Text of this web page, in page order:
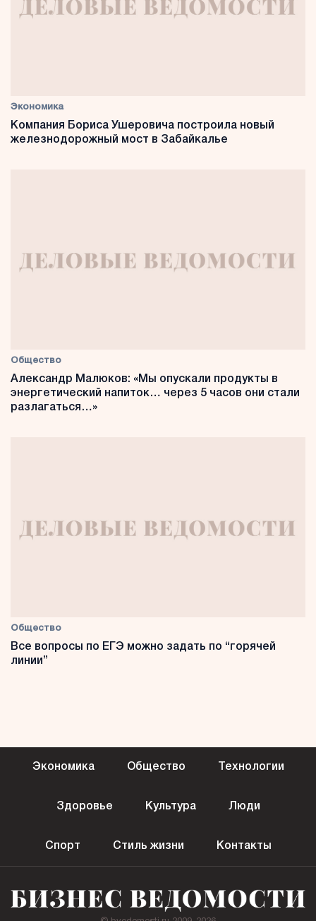
Экономика
Компания Бориса Ушеровича построила новый
железнодорожный мост в Забайкалье
Общество
Александр Малюков: «Мы опускали продукты в
энергетический напиток… через 5 часов они стали
разлагаться…»
Общество
Все вопросы по ЕГЭ можно задать по “горячей
линии”
Экономика Общество Технологии
Здоровье Культура Люди
Спорт Стиль жизни Контакты